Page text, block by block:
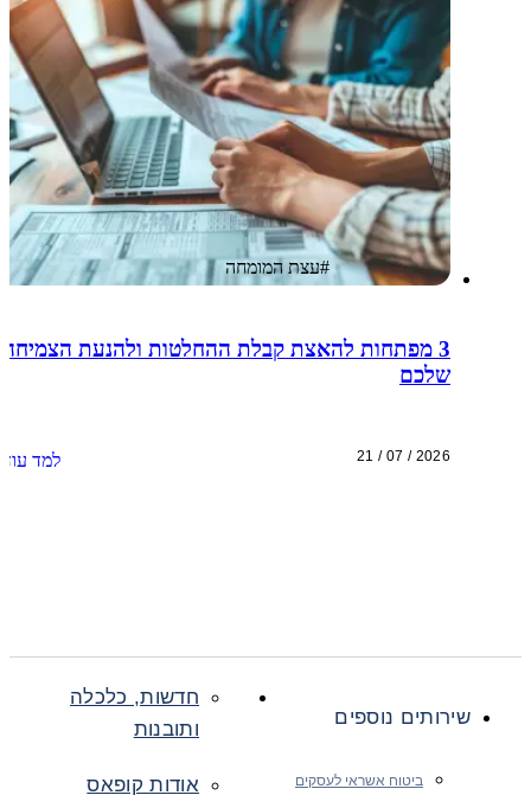
#עצת המומחה
3 מפתחות להאצת קבלת ההחלטות ולהנעת הצמיחה
שלכם
21 / 07 / 2026 למד עוד
שירותים נוספים
ביטוח אשראי לעסקים
חדשות, כלכלה
ותובנות
אודות קופאס